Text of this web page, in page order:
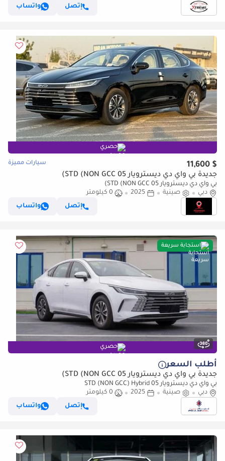
إتصل واتساب
حصري
$ 11,600 سيارات مميزة
جديدة بي واي دي ديسترويار 05 STD (NON GCC)
بي واي دي ديسترويار 05 STD (NON GCC)
دبي
صينية 2025
0 كيلومتر
إتصل
واتساب
استجابة سريعة
حصري
أطلب السعر
جديدة بي واي دي ديسترويار 05 STD (NON GCC)
بي واي دي ديسترويار 05 STD (NON GCC) Hybrid
دبي
صينية 2025
0 كيلومتر
إتصل
واتساب